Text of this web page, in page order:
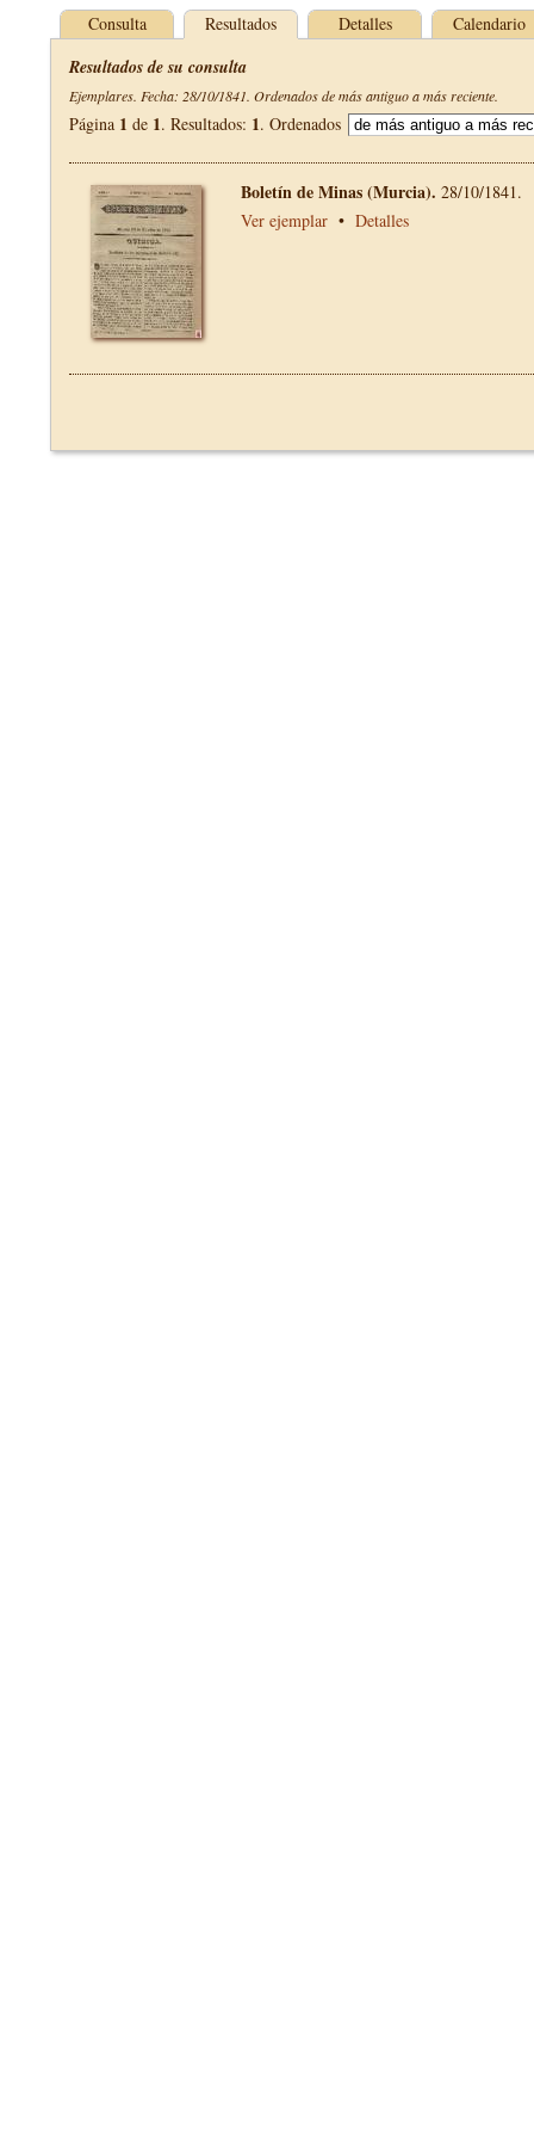
Consulta Resultados Detalles Calendario
Resultados de su consulta
Ejemplares. Fecha: 28/10/1841. Ordenados de más antiguo a más reciente.
Página 1 de 1. Resultados: 1. Ordenados
Boletín de Minas (Murcia). 28/10/1841.
Ver ejemplar • Detalles